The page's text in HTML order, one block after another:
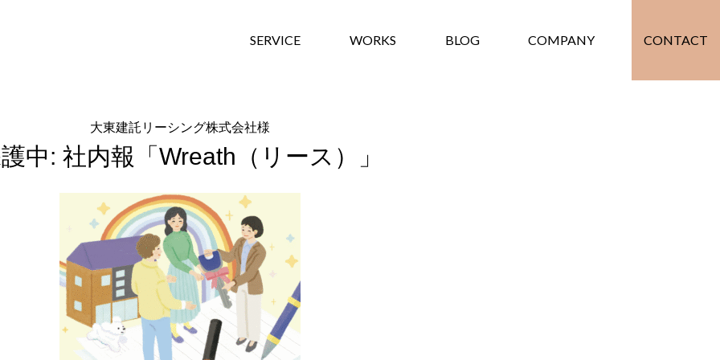
SERVICE WORKS BLOG COMPANY CONTACT
大東建託リーシング株式会社様
中: 社内報「Wreath（リース）」